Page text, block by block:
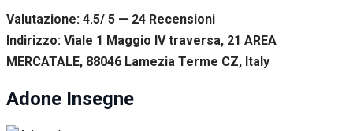
Valutazione: 4.5/ 5 — 24 Recensioni
Indirizzo: Viale 1 Maggio IV traversa, 21 AREA
MERCATALE, 88046 Lamezia Terme CZ, Italy
Adone Insegne